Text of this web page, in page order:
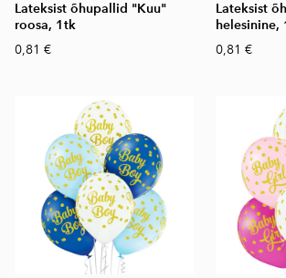
Lateksist õhupallid "Kuu"
roosa, 1tk
0,81 €
Lateksist
helesinine,
0,81 €